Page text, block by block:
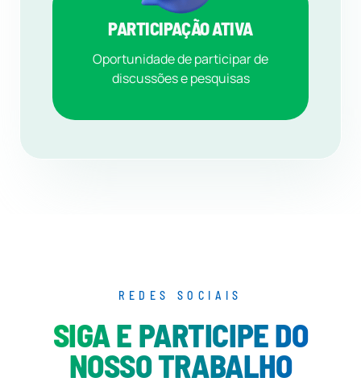
PARTICIPAÇÃO ATIVA
Oportunidade de participar de
discussões e pesquisas
REDES SOCIAIS
SIGA E PARTICIPE DO
NOSSO TRABALHO